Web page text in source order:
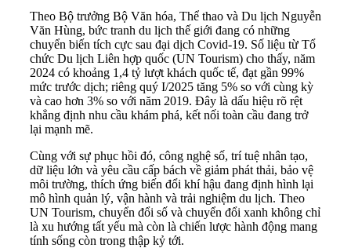
Theo Bộ trưởng Bộ Văn hóa, Thể thao và Du lịch Nguyễn
Văn Hùng, bức tranh du lịch thế giới đang có những
chuyển biến tích cực sau đại dịch Covid-19. Số liệu từ Tổ
chức Du lịch Liên hợp quốc (UN Tourism) cho thấy, năm
2024 có khoảng 1,4 tỷ lượt khách quốc tế, đạt gần 99%
mức trước dịch; riêng quý I/2025 tăng 5% so với cùng kỳ
và cao hơn 3% so với năm 2019. Đây là dấu hiệu rõ rệt
khẳng định nhu cầu khám phá, kết nối toàn cầu đang trở
lại mạnh mẽ.
Cùng với sự phục hồi đó, công nghệ số, trí tuệ nhân tạo,
dữ liệu lớn và yêu cầu cấp bách về giảm phát thải, bảo vệ
môi trường, thích ứng biến đổi khí hậu đang định hình lại
mô hình quản lý, vận hành và trải nghiệm du lịch. Theo
UN Tourism, chuyển đổi số và chuyển đổi xanh không chỉ
là xu hướng tất yếu mà còn là chiến lược hành động mang
tính sống còn trong thập kỷ tới.